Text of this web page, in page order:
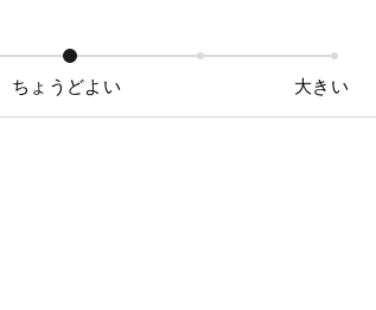
ちょうどよい 大きい